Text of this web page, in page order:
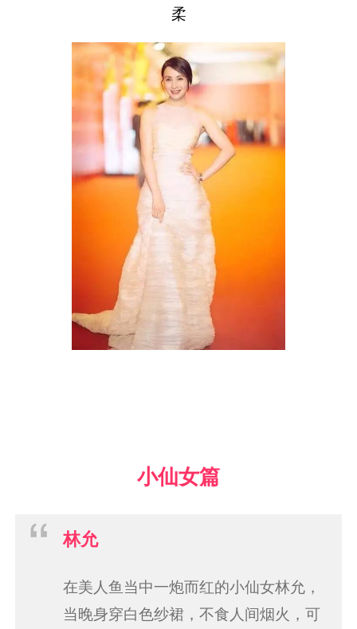
柔
小仙女篇
林允
在美人鱼当中一炮而红的小仙女林允，
当晚身穿白色纱裙，不食人间烟火，可